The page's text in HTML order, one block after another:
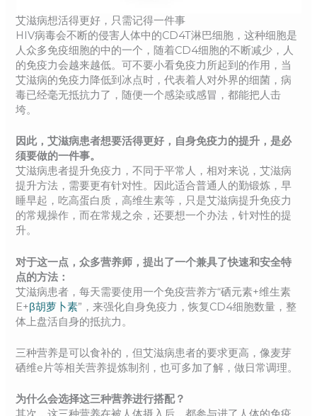
艾滋病想活得更好，只需记得一件事
HIV病毒会不断的侵害人体中的CD4T淋巴细胞，这种细胞是
人众多免疫细胞的中的一个，随着CD4细胞的不断减少，人
的免疫力会越来越低。可不要小看免疫力所起到的作用，当
艾滋病的免疫力降低到冰点时，代表着人对外界的细菌，病
毒已经毫无抵抗力了，随便一个感染或感冒，都能把人击
垮。
因此，艾滋病患者想要活得更好，自身免疫力的提升，是必
须要做的一件事。
艾滋病患者提升免疫力，不同于平常人，相对来说，艾滋病
提升方法，需要更有针对性。因此适合普通人的勤锻炼，早
睡早起，吃高蛋白质，高维生素等，只是艾滋病提升免疫力
的常规操作，而在常规之余，还要想一个办法，针对性的提
升。
对于这一点，众多营养师，提出了一个兼具了快速和安全特
点的方法：
艾滋病患者，每天需要使用一个免疫营养方“硒元素+维生素
E+β胡萝卜素”，来强化自身免疫力，恢复CD4细胞数量，整
体上盘活自身的抵抗力。
三种营养是可以食补的，但艾滋病患者的要求更高，像麦芽
硒维e片等相关营养提炼制剂，也可多加了解，做日常调理。
为什么会选择这三种营养进行搭配？